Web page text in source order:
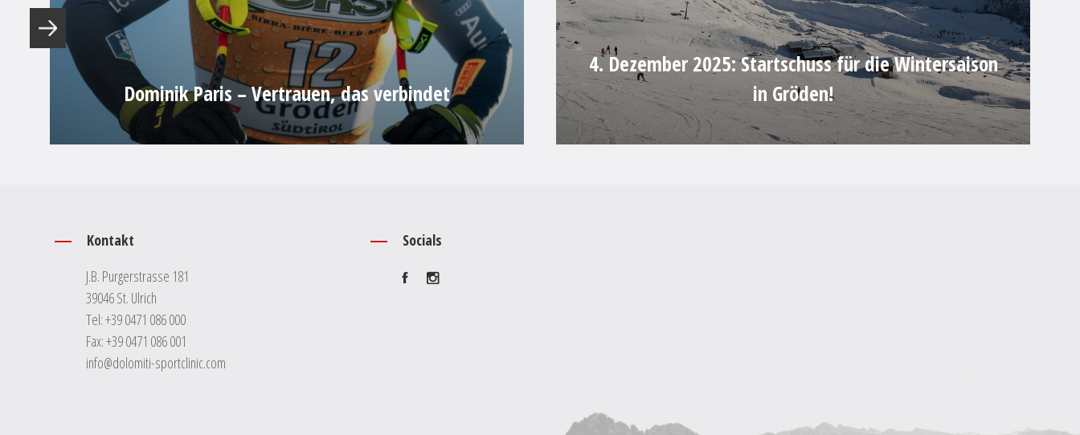
Dominik Paris – Vertrauen, das verbindet
4. Dezember 2025: Startschuss für die Wintersaison
in Gröden!
Kontakt
J.B. Purgerstrasse 181
39046 St. Ulrich
Tel:+39 0471 086 000
Fax: +39 0471 086 001
info@dolomiti-sportclinic.com
Socials